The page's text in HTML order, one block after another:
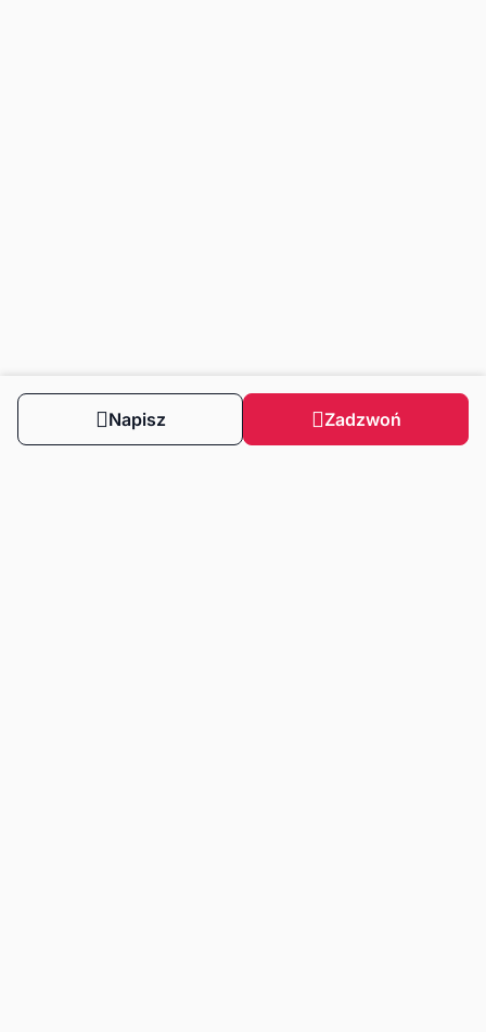
Zadzwoń
Napisz